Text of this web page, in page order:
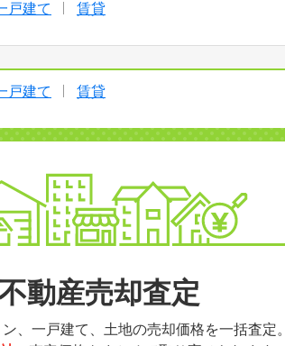
戸建て 賃貸
戸建て 賃貸
動産売却査定
、一戸建て、土地の売却価格を一括査定。